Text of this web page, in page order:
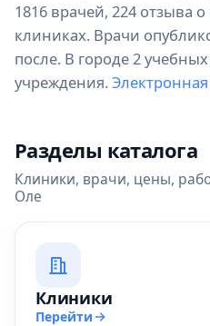
1816 врачей, 224 отзыва
клиниках. Врачи
после. В городе 2
учреждения. Электронная
Разделы каталога
Клиники, врачи, цены,
Оле
Клиники
Перейти